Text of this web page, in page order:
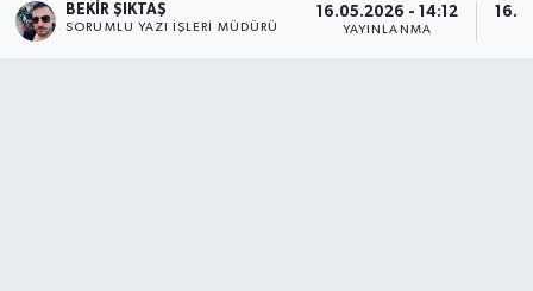
BEKIR ŞIKTAŞ
SORUMLU YAZI İŞLERI MÜDÜRÜ
16.05.2026 - 14:12
YAYINLANMA